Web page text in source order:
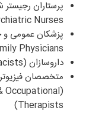
Nurses)
Physicians)
داروسازان (Pharmacists)
متخصصان
Occupational
Therapists)